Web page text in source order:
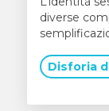
diverse
Disforia